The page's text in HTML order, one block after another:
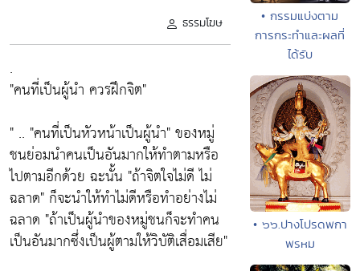
ธรรมโฆษ
.
"คนที่เป็นผู้นำ ควรฝึกจิต"
" .. "คนที่เป็นหัวหน้าเป็นผู้นำ" ของหมู่
ชนย่อมนำคนเป็นอันมากให้ทำตามหรือ
ไปตามอีกด้วย ฉะนั้น "ถ้าจิตใจไม่ดี ไม่
ฉลาด" ก็จะนำให้ทำไม่ดีหรือทำอย่างไม่
ฉลาด "ถ้าเป็นผู้นำของหมู่ชนก็จะทำคน
เป็นอันมากซึ่งเป็นผู้ตามให้วิบัติเสื่อมเสีย"
• กรรมแบ่งตาม
การกระทำและผลที่
ได้รับ
• ๖๖.ปางโปรดพกา
พรหม